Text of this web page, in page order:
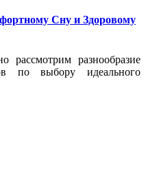
Сну и Здоровому
рассмотрим разнообразие
по выбору идеального